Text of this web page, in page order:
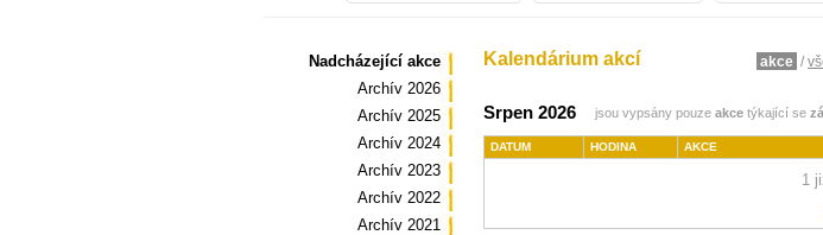
Nadcházející akce
Archív 2026
Archív 2025
Archív 2024
Archív 2023
Archív 2022
Archív 2021
akce /
Kalendárium akcí
Srpen 2026 jsou vypsány pouze akce týkající se
DATUM HODINA AKCE
1